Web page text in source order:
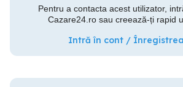
Pentru a contacta acest utilizator,
Cazare24.ro sau creează-ți rapid
Intră în cont /